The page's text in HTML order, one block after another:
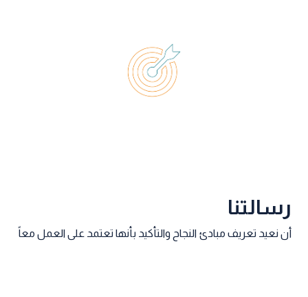
رسالتنا
أن نعيد تعريف مبادئ النجاح والتأكيد بأنها تعتمد على العمل معاً